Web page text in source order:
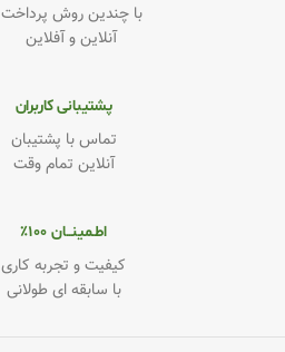
با چندین روش پرداخت
آنلاین و آفلاین
پشتیبانی کاربران
تماس با پشتیبان
آنلاین تمام وقت
اطـمینــان ۱۰۰٪
کیفیت و تجربه کاری
با سابقه ای طولانی